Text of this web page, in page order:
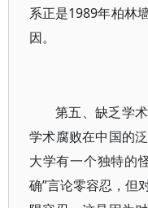
系正是1989年柏林
因。
第五、缺乏学
学术腐败在中国的
大学有一个独特的
确”言论零容忍，但